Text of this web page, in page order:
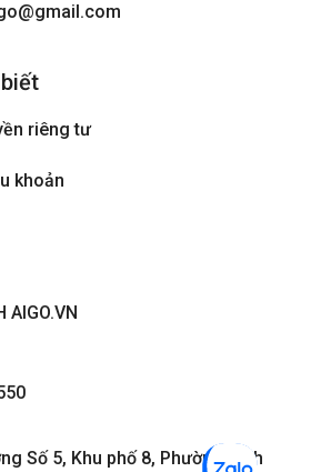
riêng tư
khoản
AIGO.VN
Số 5, Khu phố 8, Phường Bình